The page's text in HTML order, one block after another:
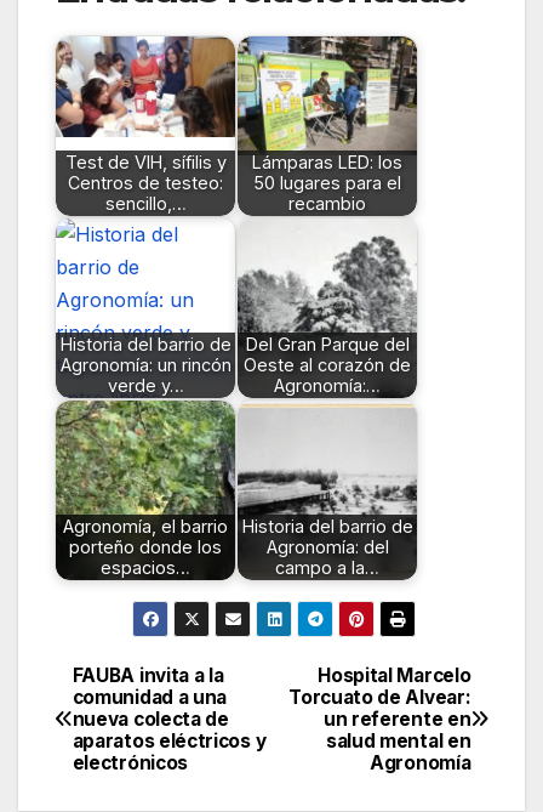
Test de VIH, sífilis y
Centros de testeo:
sencillo,…
Lámparas LED: los
50 lugares para el
recambio
Historia del barrio de
Agronomía: un rincón
verde y…
Del Gran Parque del
Oeste al corazón de
Agronomía:…
Agronomía, el barrio
porteño donde los
espacios…
Historia del barrio de
Agronomía: del
campo a la…
Navegación
de
Hospital Marcelo
Torcuato de Alvear:
un referente en
salud mental en
Agronomía
FAUBA invita a la
comunidad a una
nueva colecta de
aparatos eléctricos y
electrónicos